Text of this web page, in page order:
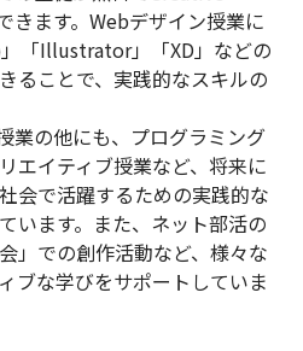
きます。Webデザイン授業に
「Illustrator」「XD」などの
ることで、実践的なスキルの
業の他にも、プログラミング
エイティブ授業など、将来に
会で活躍するための実践的な
います。また、ネット部活の
」での創作活動など、様々な
ブな学びをサポートしていま